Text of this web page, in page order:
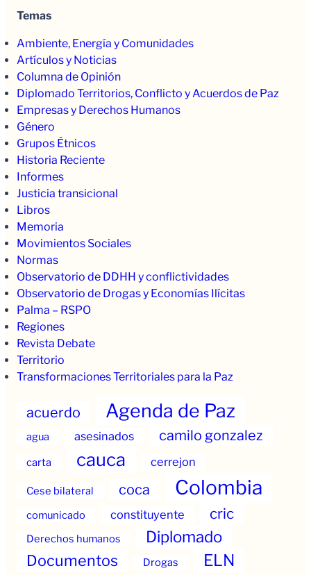
Temas
Ambiente, Energía y Comunidades
Artículos y Noticias
Columna de Opinión
Diplomado Territorios, Conflicto y Acuerdos de Paz
Empresas y Derechos Humanos
Género
Grupos Étnicos
Historia Reciente
Informes
Justicia transicional
Libros
Memoria
Movimientos Sociales
Normas
Observatorio de DDHH y conflictividades
Observatorio de Drogas y Economías Ilícitas
Palma – RSPO
Regiones
Revista Debate
Territorio
Transformaciones Territoriales para la Paz
acuerdo Agenda de Paz
agua asesinados camilo gonzalez
carta cauca cerrejon
Cese bilateral coca Colombia
comunicado constituyente cric
Derechos humanos Diplomado
Documentos Drogas ELN